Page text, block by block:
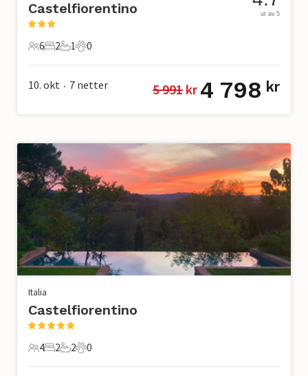
Castelfiorentino
6 Gjester
6
2 Soverom
2
1 Bad
1
0 Kjæledyr
0
ut av 5
10. okt • 7 netter 5 991 kr 4 798 kr
Italia
Castelfiorentino
4 Gjester
4
2 Soverom
2
2 Bad
2
0 Kjæledyr
0